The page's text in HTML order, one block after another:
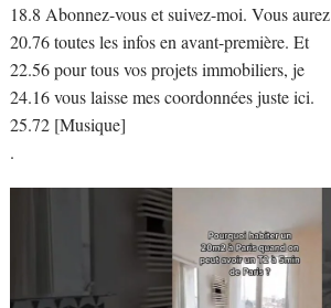
18.8 Abonnez-vous et suivez-moi. Vous aurez
20.76 toutes les infos en avant-première. Et
22.56 pour tous vos projets immobiliers, je
24.16 vous laisse mes coordonnées juste ici.
25.72 [Musique]
.